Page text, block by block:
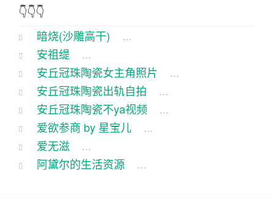
这天，大炮跟几个兄弟在村头的老槐树下乘凉，一
边摇着蒲扇，一边聊着天。突然，大炮眼睛一瞪，
指着远处说：“这不是老李头家的那头猪又生娃了
嘛！”
众人顺着大炮手指的方向一看，果然，老李头家的
猪圈里热闹非凡，一群小猪崽儿正在“哼哼唧唧”地叫
唤呢。大炮笑着说：“老李头这福气可真不错，他家
母猪年年都能生一大窝，比家的那头母牛还能生。”
👇👇👇
暗烧(沙雕高干)
...
安祖缇
...
安丘冠珠陶瓷女主角照片
...
安丘冠珠陶瓷出轨自拍
...
安丘冠珠陶瓷不ya视频
...
爱欲参商 by 星宝儿
...
爱无滋
...
阿黛尔的生活资源
...